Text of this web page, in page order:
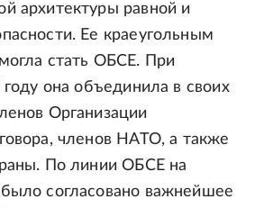
архитектуры равной и
Ее краеугольным
стать ОБСЕ. При
она объединила в своих
Организации
членов НАТО, а также
По линии ОБСЕ на
согласовано важнейшее